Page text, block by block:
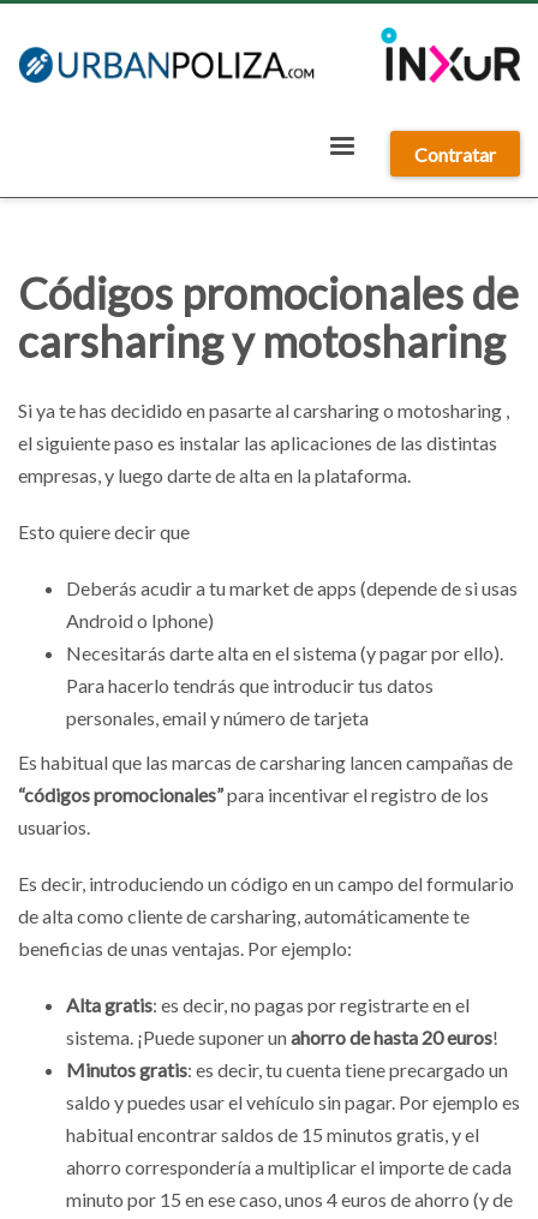
Contratar
Códigos promocionales de
carsharing y motosharing
Si ya te has decidido en pasarte al carsharing o motosharing ,
el siguiente paso es instalar las aplicaciones de las distintas
empresas, y luego darte de alta en la plataforma.
Esto quiere decir que
Deberás acudir a tu market de apps (depende de si usas
Android o Iphone)
Necesitarás darte alta en el sistema (y pagar por ello).
Para hacerlo tendrás que introducir tus datos
personales, email y número de tarjeta
Es habitual que las marcas de carsharing lancen campañas de
“códigos promocionales”para incentivar el registro de los
usuarios.
Es decir, introduciendo un código en un campo del formulario
de alta como cliente de carsharing, automáticamente te
beneficias de unas ventajas. Por ejemplo:
Alta gratis: es decir, no pagas por registrarte en el
sistema. ¡Puede suponer unahorro de hasta 20 euros!
Minutos gratis: es decir, tu cuenta tiene precargado un
saldo y puedes usar el vehículo sin pagar. Por ejemplo es
habitual encontrar saldos de 15 minutos gratis, y el
ahorro correspondería a multiplicar el importe de cada
minuto por 15 en ese caso, unos 4 euros de ahorro (y de